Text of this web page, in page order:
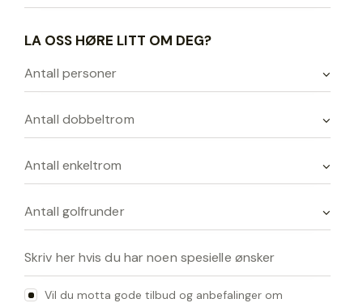
LA OSS HØRE LITT OM DEG?
Vil du motta gode tilbud og anbefalinger om